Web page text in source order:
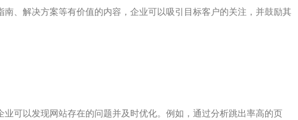
、解决方案等有价值的内容，企业可以吸引目标客户的关注，并鼓励其
可以发现网站存在的问题并及时优化。例如，通过分析跳出率高的页